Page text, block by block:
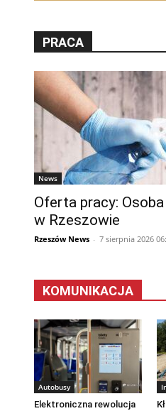
PRACA
News
Oferta pracy:
w Rzeszowie
Rzeszów News - 7 sierpnia 2026
KOMUNIKACJA
Autobusy
Elektroniczna rewolucja